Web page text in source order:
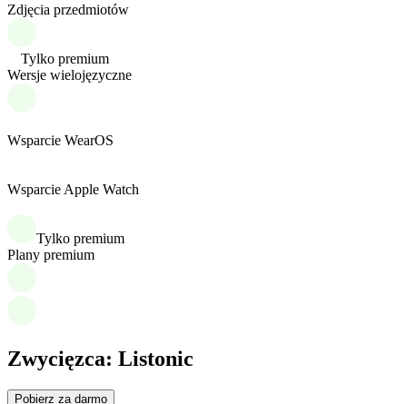
Zdjęcia przedmiotów
Tylko premium
Wersje wielojęzyczne
Wsparcie WearOS
Wsparcie Apple Watch
Tylko premium
Plany premium
Zwycięzca: Listonic
Pobierz za darmo